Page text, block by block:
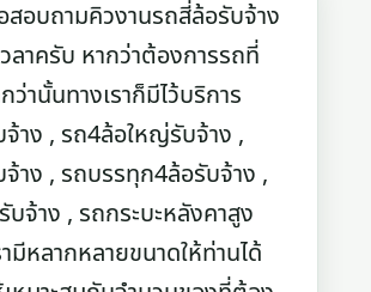
บถามคิวงานรถสี่ล้อรับจ้าง
ลาครับ หากว่าต้องการรถที่
ว่านั้นทางเราก็มีไว้บริการ
าง , รถ4ล้อใหญ่รับจ้าง ,
าง , รถบรรทุก4ล้อรับจ้าง ,
บจ้าง , รถกระบะหลังคาสูง
มีหลากหลายขนาดให้ท่านได้